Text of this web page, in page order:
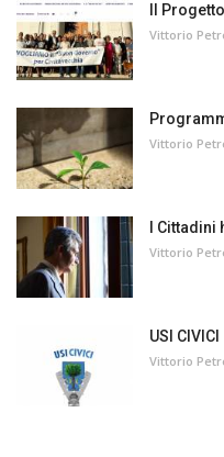
Il
Vittorio
Vittorio
I
Vittorio
USI CIVICI
Vittorio